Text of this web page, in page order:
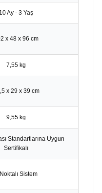
10 Ay - 3 Yaş
x 48 x 96 cm
7,55 kg
x 29 x 39 cm
9,55 kg
Standartlarına Uygun
Sertifikalı
Sistem